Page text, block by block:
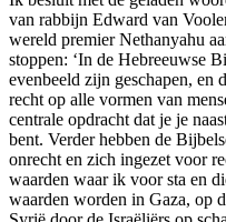
van rabbijn Edward van
wereld premier Nethanyahu
stoppen: ‘In de Hebreeuwse
evenbeeld zijn geschapen, en
recht op alle vormen van
centrale opdracht dat je je
bent. Verder hebben de
onrecht en zich ingezet voor
waarden waar ik voor sta en
waarden worden in Gaza, op